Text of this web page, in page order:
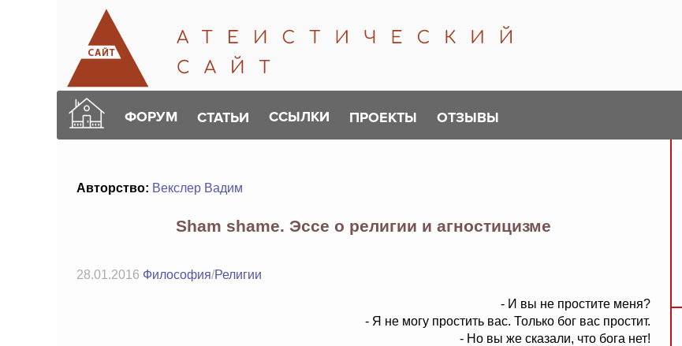
ФОРУМ СТАТЬИ ССЫЛКИ ПРОЕКТЫ ОТЗЫВЫ
Авторство: Векслер Вадим
Sham shame. Эссе о религии и агностицизме
28.01.2016 Философия/Религии
- И вы не простите меня?
- Я не могу простить вас. Только бог вас простит.
- Но вы же сказали, что бога нет!